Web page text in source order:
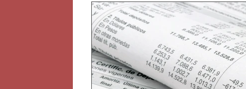
Droit fiscal Droit civil Droit
Droit des associations Droit